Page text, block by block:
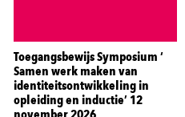
Toegangsbewijs Symposium ‘
Samen werk maken van
identiteitsontwikkeling in
opleiding en inductie’ 12